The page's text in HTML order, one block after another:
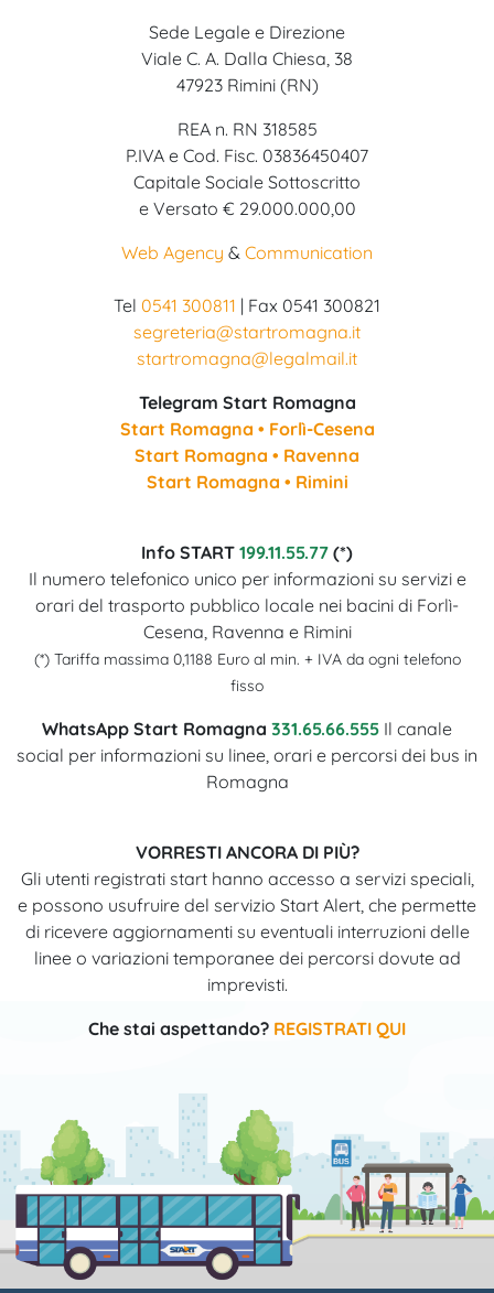
Sede Legale e Direzione
Viale C. A. Dalla Chiesa, 38
47923 Rimini (RN)
REA n. RN 318585
P.IVA e Cod. Fisc. 03836450407
Capitale Sociale Sottoscritto
e Versato € 29.000.000,00
Web Agency & Communication
Tel 0541 300811 | Fax 0541 300821
segreteria@startromagna.it
startromagna@legalmail.it
Telegram Start Romagna
Start Romagna • Forlì-Cesena
Start Romagna • Ravenna
Start Romagna • Rimini
Info START 199.11.55.77 (*)
Il numero telefonico unico per informazioni su servizi e
orari del trasporto pubblico locale nei bacini di Forlì-
Cesena, Ravenna e Rimini
(*) Tariffa massima 0,1188 Euro al min. + IVA da ogni telefono
fisso
WhatsApp Start Romagna 331.65.66.555 Il canale
social per informazioni su linee, orari e percorsi dei bus in
Romagna
VORRESTI ANCORA DI PIÙ?
Gli utenti registrati start hanno accesso a servizi speciali,
e possono usufruire del servizio Start Alert, che permette
di ricevere aggiornamenti su eventuali interruzioni delle
linee o variazioni temporanee dei percorsi dovute ad
imprevisti.
Che stai aspettando? REGISTRATI QUI